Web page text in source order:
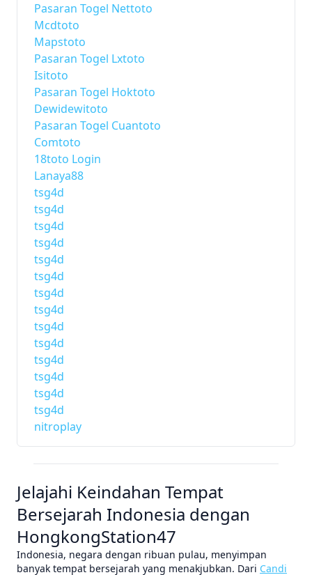
Pasaran Togel Nettoto
Mcdtoto
Mapstoto
Pasaran Togel Lxtoto
Isitoto
Pasaran Togel Hoktoto
Dewidewitoto
Pasaran Togel Cuantoto
Comtoto
18toto Login
Lanaya88
tsg4d
tsg4d
tsg4d
tsg4d
tsg4d
tsg4d
tsg4d
tsg4d
tsg4d
tsg4d
tsg4d
tsg4d
tsg4d
tsg4d
nitroplay
Jelajahi Keindahan Tempat
Bersejarah Indonesia dengan
HongkongStation47
Indonesia, negara dengan ribuan pulau, menyimpan
banyak tempat bersejarah yang menakjubkan. Dari Candi